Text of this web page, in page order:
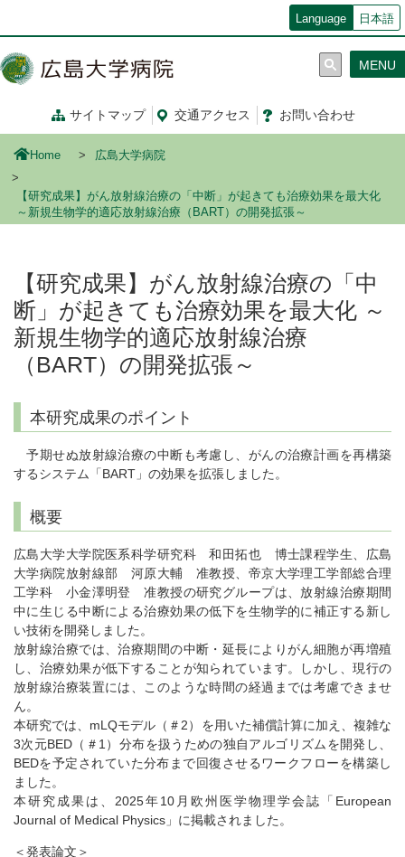
コ
ン
移
Language 日本語
サイトマップ 交通アクセス お問い合わせ
MENU
Home 広島大学病院
【研究成果】がん放射線治療の「中断」が起きても治療効果を最大化
～新規生物学的適応放射線治療（BART）の開発拡張～
【研究成果】がん放射線治療の「中
断」が起きても治療効果を最大化 ～
新規生物学的適応放射線治療
（BART）の開発拡張～
本研究成果のポイント
予期せぬ放射線治療の中断も考慮し、がんの治療計画を再構築
するシステム「BART」の効果を拡張しました。
概要
広島大学大学院医系科学研究科 和田拓也 博士課程学生、広島
大学病院放射線部 河原大輔 准教授、帝京大学理工学部総合理
工学科 小金澤明登 准教授の研究グループは、放射線治療期間
中に生じる中断による治療効果の低下を生物学的に補正する新し
い技術を開発しました。
放射線治療では、治療期間の中断・延長によりがん細胞が再増殖
し、治療効果が低下することが知られています。しかし、現行の
放射線治療装置には、このような時間の経過までは考慮できませ
ん。
本研究では、mLQモデル（＃2）を用いた補償計算に加え、複雑な
3次元BED（＃1）分布を扱うための独自アルゴリズムを開発し、
BEDを予定されていた分布まで回復させるワークフローを構築し
ました。
本研究成果は、2025年10月欧州医学物理学会誌「European
Journal of Medical Physics」に掲載されました。
＜発表論文＞